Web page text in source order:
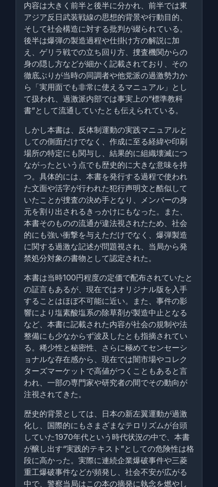
内容は大きく前半と後半に分かれ、前半では東
アジア反日武装戦線の思想的背景や行動目的、
そして社会構造に対する批判が綴られている。
後半は爆弾の製造過程や仕掛け方の解説に加
え、ゲリラ戦での立ち回り方、捜査機関からの
身の隠し方などが細かく記載されており、その
徹底ぶりが当時の同調者や他党派の過激勢力か
ら「実用面でも非常に使えるマニュアル」とし
て扱われ、過激派内部では事実上の“標準教科
書”として流通していたとも伝えられている。
しかし本書は、反体制運動の実践マニュアルと
しての側面だけでなく、作成に至る経緯や印刷
場所の特定にも関与し、結果的に組織壊滅につ
ながったという点でも歴史的に大きな意味を持
つ。具体的には、本書を発行する過程で使われ
た文面や活字が行われた犯行声明文と酷似して
いたことが捜査の決め手となり、メンバーの身
元を割り出されるきっかけにもなった。また、
本書そのものの流通が違法視されたため、社会
的にも強い衝撃を与えただけでなく、爆弾製造
に関する過激な記述が問題視され、当局から発
禁処分対象の書物として認定された。
本書は当時100円程度の定価で配布されていたと
の証言もあるが、現在ではオリジナル版を入手
することはほぼ不可能に近い。また、事件の影
響により塩素酸塩系の除草剤が製造中止となる
など、本書に記載された内容が社会の規制や法
整備にも少なからず波及したとも指摘されてい
る。稀少性と秘密性、さらに極めてセンセーシ
ョナルな存在感から、現在では闇市場やコレク
ターズマーケットで高値がつくこともあると言
われ、一部の専門家や研究者の間でその動向が
注視されてきた。
歴史的背景としては、日本の新左翼運動が過激
化し、国際的にもさまざまなテロリズムが台頭
していた1970年代という時代状況の中で、本書
が醸し出す“実践的テキスト”としての危険性は格
段に高かった。実際に連続企業爆破事件や三菱
重工爆破事件などが頻発し、社会不安が広がる
中で、警察当局はこの本の摘発に執念を燃やし